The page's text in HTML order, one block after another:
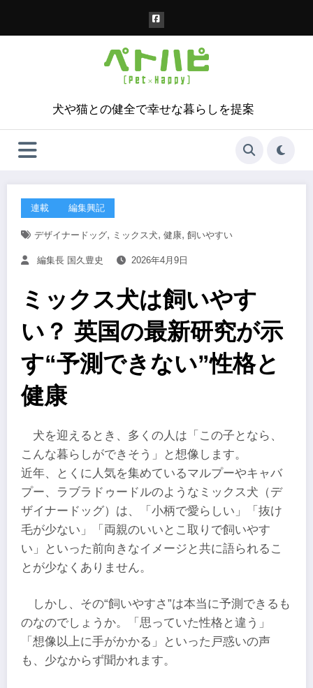
犬や猫との健全で幸せな暮らしを提案
連載 編集興記
デザイナードッグ, ミックス犬, 健康, 飼いやすい
編集長 国久豊史 2026年4月9日
ミックス犬は飼いやす
い？ 英国の最新研究が示
す“予測できない”性格と
健康
犬を迎えるとき、多くの人は「この子となら、
こんな暮らしができそう」と想像します。
近年、とくに人気を集めているマルプーやキャバ
プー、ラブラドゥードルのようなミックス犬（デ
ザイナードッグ）は、「小柄で愛らしい」「抜け
毛が少ない」「両親のいいとこ取りで飼いやす
い」といった前向きなイメージと共に語られるこ
とが少なくありません。
しかし、その“飼いやすさ”は本当に予測できるも
のなのでしょうか。「思っていた性格と違う」
「想像以上に手がかかる」といった戸惑いの声
も、少なからず聞かれます。